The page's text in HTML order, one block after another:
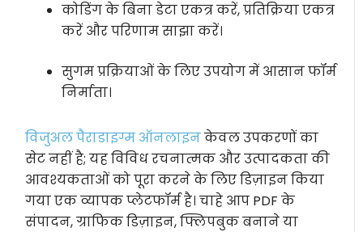
कोडिंग के बिना डेटा एकत्र करें, प्रतिक्रिया एकत्र
करें और परिणाम साझा करें।
सुगम प्रक्रियाओं के लिए उपयोग में आसान फॉर्म
निर्माता।
विजुअल पैराडाइग्म ऑनलाइनकेवल उपकरणों का
सेट नहीं है; यह विविध रचनात्मक और उत्पादकता की
आवश्यकताओं को पूरा करने के लिए डिज़ाइन किया
गया एक व्यापक प्लेटफॉर्म है। चाहे आप PDF के
संपादन, ग्राफिक डिज़ाइन, फ्लिपबुक बनाने या